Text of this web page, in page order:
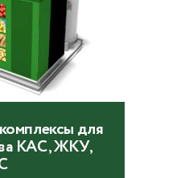
для
КАС, ЖКУ,